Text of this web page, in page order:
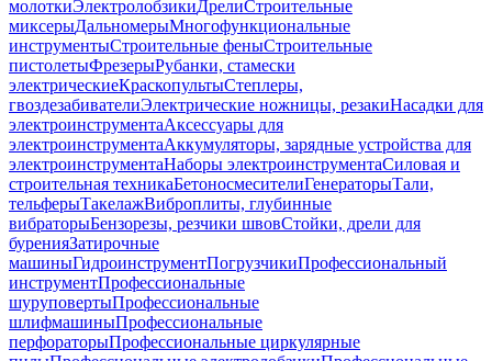
молоткиЭлектролобзикиДрелиСтроительные
миксерыДальномерыМногофункциональные
инструментыСтроительные феныСтроительные
пистолетыФрезерыРубанки, стамески
электрическиеКраскопультыСтеплеры,
гвоздезабивателиЭлектрические ножницы, резакиНасадки для
электроинструментаАксессуары для
электроинструментаАккумуляторы, зарядные устройства для
электроинструментаНаборы электроинструментаСиловая и
строительная техникаБетоносмесителиГенераторыТали,
тельферыТакелажВиброплиты, глубинные
вибраторыБензорезы, резчики швовСтойки, дрели для
буренияЗатирочные
машиныГидроинструментПогрузчикиПрофессиональный
инструментПрофессиональные
шуруповертыПрофессиональные
шлифмашиныПрофессиональные
перфораторыПрофессиональные циркулярные